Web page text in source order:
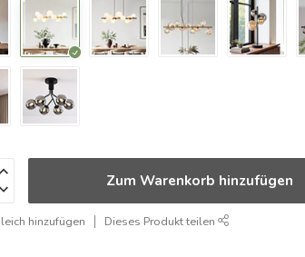
Zum Warenkorb hinzufügen
hinzufügen Dieses Produkt teilen